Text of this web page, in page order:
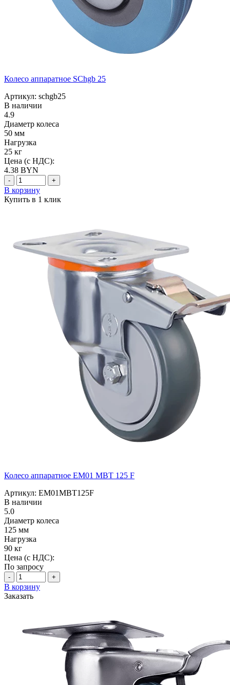
Колесо аппаратное SChgb 25
Артикул: schgb25
В наличии
4.9
Диаметр колеса
50 мм
Нагрузка
25 кг
Цена (с НДС):
4.38 BYN
- +
В корзину
Купить в 1 клик
Колесо аппаратное EM01 MBT 125 F
Артикул: EM01MBT125F
В наличии
5.0
Диаметр колеса
125 мм
Нагрузка
90 кг
Цена (с НДС):
По запросу
- +
В корзину
Заказать